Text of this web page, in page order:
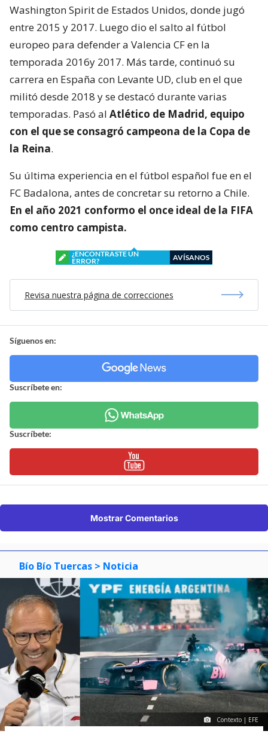
Washington Spirit de Estados Unidos, donde jugó
entre 2015 y 2017. Luego dio el salto al fútbol
europeo para defender a Valencia CF en la
temporada 2016y 2017. Más tarde, continuó su
carrera en España con Levante UD, club en el que
militó desde 2018 y se destacó durante varias
temporadas. Pasó al Atlético de Madrid, equipo
con el que se consagró campeona de la Copa de
la Reina.
Su última experiencia en el fútbol español fue en el
FC Badalona, antes de concretar su retorno a Chile.
En el año 2021 conformo el once ideal de la FIFA
como centro campista.
¿ENCONTRASTE UN
ERROR?
AVÍSANOS
Revisa nuestra página de correcciones
Síguenos en:
Suscríbete en:
Suscríbete:
Mostrar Comentarios
Bío Bío Tuercas > Noticia
Contexto | EFE